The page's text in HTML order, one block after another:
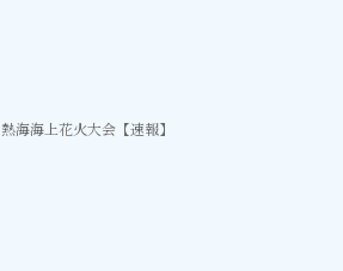
熱海海上花火大会【速報】